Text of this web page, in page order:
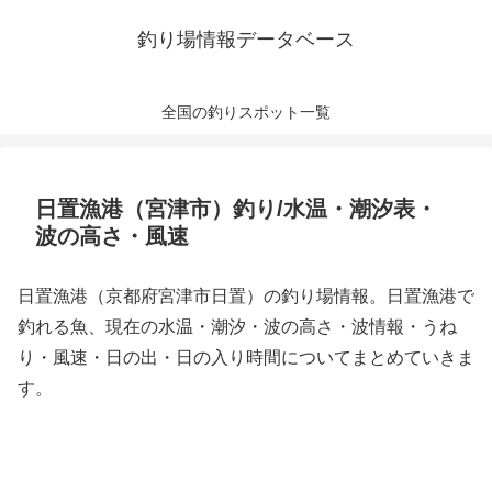
釣り場情報データベース
全国の釣りスポット一覧
日置漁港（宮津市）釣り/水温・潮汐表・
波の高さ・風速
日置漁港（京都府宮津市日置）の釣り場情報。日置漁港で
釣れる魚、現在の水温・潮汐・波の高さ・波情報・うね
り・風速・日の出・日の入り時間についてまとめていきま
す。